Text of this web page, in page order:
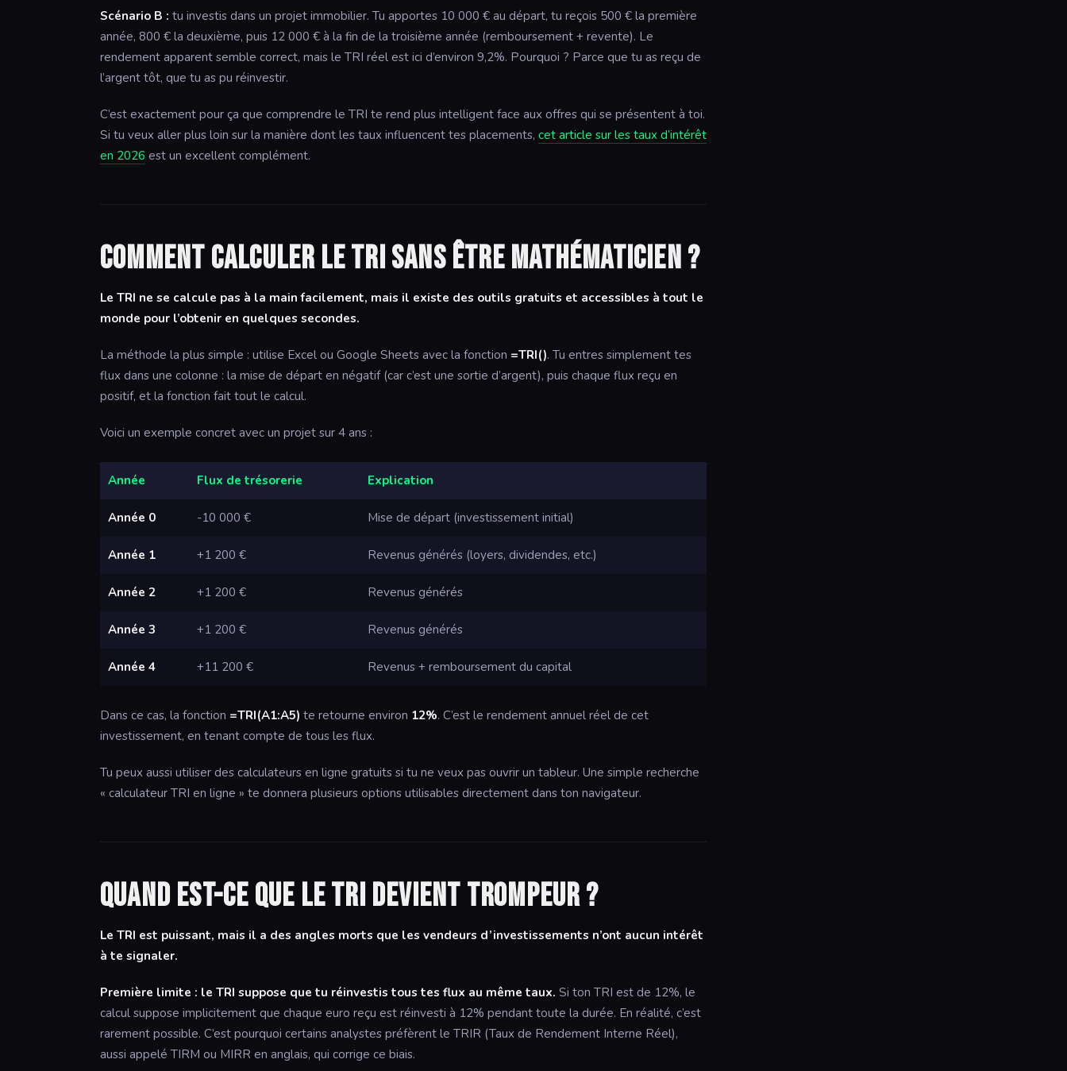
Scénario B : tu investis dans un projet immobilier. Tu apportes 10 000 € au départ, tu reçois 500 € la première
année, 800 € la deuxième, puis 12 000 € à la fin de la troisième année (remboursement + revente). Le
rendement apparent semble correct, mais le TRI réel est ici d’environ 9,2%. Pourquoi ? Parce que tu as reçu de
l’argent tôt, que tu as pu réinvestir.
C’est exactement pour ça que comprendre le TRI te rend plus intelligent face aux offres qui se présentent à toi.
Si tu veux aller plus loin sur la manière dont les taux influencent tes placements, cet article sur les taux d’intérêt
en 2026 est un excellent complément.
Comment calculer le TRI sans être mathématicien ?
Le TRI ne se calcule pas à la main facilement, mais il existe des outils gratuits et accessibles à tout le
monde pour l’obtenir en quelques secondes.
La méthode la plus simple : utilise Excel ou Google Sheets avec la fonction =TRI(). Tu entres simplement tes
flux dans une colonne : la mise de départ en négatif (car c’est une sortie d’argent), puis chaque flux reçu en
positif, et la fonction fait tout le calcul.
Voici un exemple concret avec un projet sur 4 ans :
Année Flux de trésorerie Explication
Année 0 -10 000 € Mise de départ (investissement initial)
Année 1 +1 200 € Revenus générés (loyers, dividendes, etc.)
Année 2 +1 200 € Revenus générés
Année 3 +1 200 € Revenus générés
Année 4 +11 200 € Revenus + remboursement du capital
Dans ce cas, la fonction =TRI(A1:A5) te retourne environ 12%. C’est le rendement annuel réel de cet
investissement, en tenant compte de tous les flux.
Tu peux aussi utiliser des calculateurs en ligne gratuits si tu ne veux pas ouvrir un tableur. Une simple recherche
« calculateur TRI en ligne » te donnera plusieurs options utilisables directement dans ton navigateur.
Quand est-ce que le TRI devient trompeur ?
Le TRI est puissant, mais il a des angles morts que les vendeurs d’investissements n’ont aucun intérêt
à te signaler.
Première limite : le TRI suppose que tu réinvestis tous tes flux au même taux. Si ton TRI est de 12%, le
calcul suppose implicitement que chaque euro reçu est réinvesti à 12% pendant toute la durée. En réalité, c’est
rarement possible. C’est pourquoi certains analystes préfèrent le TRIR (Taux de Rendement Interne Réel),
aussi appelé TIRM ou MIRR en anglais, qui corrige ce biais.